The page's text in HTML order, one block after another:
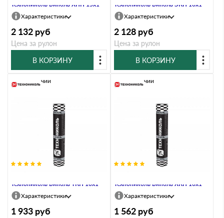
Технониколь Биполь ХПП 15х1
Характеристики
2 132 руб
Цена за рулон
В КОРЗИНУ
Технониколь Биполь ЭКП 10х1
Характеристики
2 128 руб
Цена за рулон
В КОРЗИНУ
Технониколь Биполь ТКП 10х1
В наличии
Характеристики
1 933 руб
Технониколь Биполь ХКП 10х1
В наличии
Характеристики
1 562 руб